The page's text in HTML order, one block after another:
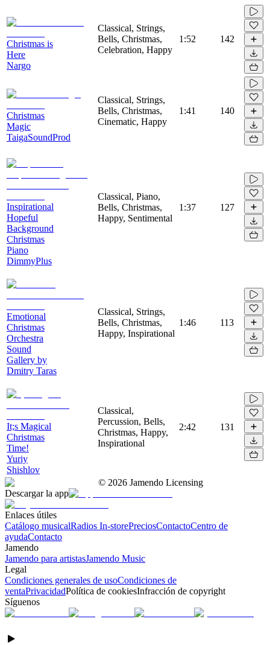
Christmas is
Here
Nargo
Classical, Strings,
Bells, Christmas,
Celebration, Happy
1:52 142
Christmas
Magic
TaigaSoundProd
Classical, Strings,
Bells, Christmas,
Cinematic, Happy
1:41 140
Inspirational
Hopeful
Background
Christmas
Piano
DimmyPlus
Classical, Piano,
Bells, Christmas,
Happy, Sentimental
1:37 127
Emotional
Christmas
Orchestra
Sound
Gallery by
Dmitry Taras
Classical, Strings,
Bells, Christmas,
Happy, Inspirational
1:46 113
It;s Magical
Christmas
Time!
Yuriy
Shishlov
Classical,
Percussion, Bells,
Christmas, Happy,
Inspirational
2:42 131
© 2026 Jamendo Licensing
Descargar la app
Enlaces útiles
Catálogo musicalRadios In-storePreciosContactoCentro de
ayudaContacto
Jamendo
Jamendo para artistasJamendo Music
Legal
Condiciones generales de usoCondiciones de
ventaPrivacidadPolítica de cookiesInfracción de copyright
Síguenos